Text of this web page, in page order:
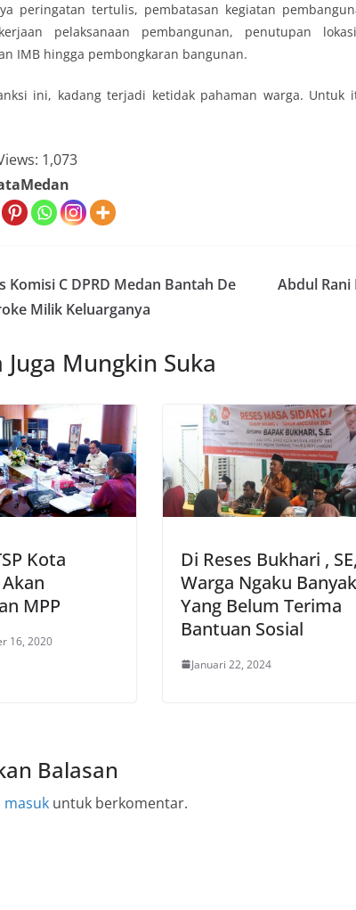
peringatan tertulis, pembatasan kegiatan
pelaksanaan pembangunan, penutupan
IMB hingga pembongkaran bangunan.
ini, kadang terjadi ketidak pahaman warga.
1,073
Komisi C DPRD Medan Bantah De
Milik Keluarganya
Abdul Rani
Juga Mungkin Suka
Kota
MPP
16, 2020
Di Reses Bukhari , SE,
Warga Ngaku Banyak
Yang Belum Terima
Bantuan Sosial
Januari 22, 2024
Balasan
masuk untuk berkomentar.